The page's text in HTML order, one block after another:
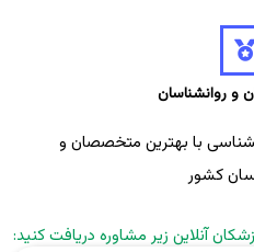
و روانشناسان
با بهترین متخصصان و
کشور
آنلاین زیر مشاوره دریافت کنید: